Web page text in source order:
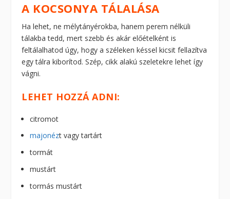
A KOCSONYA TÁLALÁSA
Ha lehet, ne mélytányérokba, hanem perem nélküli
tálakba tedd, mert szebb és akár előételként is
feltálalhatod úgy, hogy a széleken késsel kicsit fellazítva
egy tálra kiborítod. Szép, cikk alakú szeletekre lehet így
vágni.
LEHET HOZZÁ ADNI:
citromot
majonézt vagy tartárt
tormát
mustárt
tormás mustárt